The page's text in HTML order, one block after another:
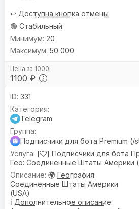
↩️ Доступна кнопка отмены
🟢 Стабильный
1100 ₽
20
50 000
331
Telegram
Подписчики для бота Premium (/
[
] Подписчики для бота
Гео: Соединенные Штаты Америки
🌍 География:
Соединенные Штаты Америки
(USA)
ℹ️ Дополнительное описание: